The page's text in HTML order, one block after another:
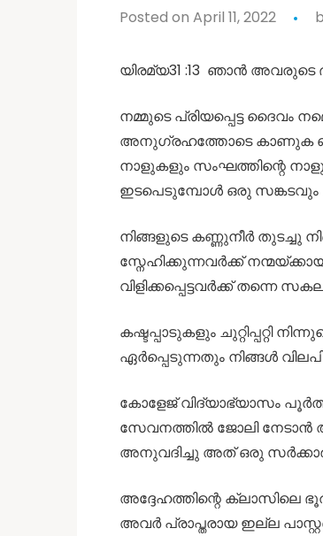
Posted on April 11, 2022
യിരമ്യ31 :13 ഞാൻ അവരുടെ
നമ്മുടെ പ്രിയപ്പെട്ട
അനുഗ്രഹത്തോടെ കാണുക ഞാൻ
നാളുകളും സംഘത്തിന്റെ
ഇടപെടുമ്പോൾ ഒരു സങ്കടവും
നിങ്ങളുടെ കണ്ണുനീർ തുടച്ചു
സ്നേഹിക്കുന്നവർക്ക്
വിളിക്കപ്പെട്ടവർക്ക് തന്നെ
കഷ്ടപ്പാടുകളും ചുറ്റിപ്പറ്റി
ഏർപ്പെടുന്നതും നിങ്ങൾ
കോളേജ് വിദ്യാഭ്യാസം
സേവനത്തിൽ ജോലി നേടാൻ
അനുവദിച്ചു അത് ഒരു
അദ്ദേഹത്തിന്റെ ക്ലാസിലെ
അവർ പ്രാപ്തരായ ഇല്ല